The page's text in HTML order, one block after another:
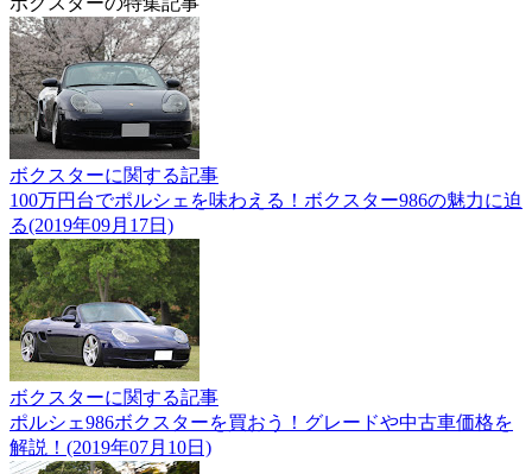
ボクスターに関する記事
100万円台でポルシェを味わえる！ボクスター986の魅力に迫
る(2019年09月17日)
ボクスターに関する記事
ポルシェ986ボクスターを買おう！グレードや中古車価格を
解説！(2019年07月10日)